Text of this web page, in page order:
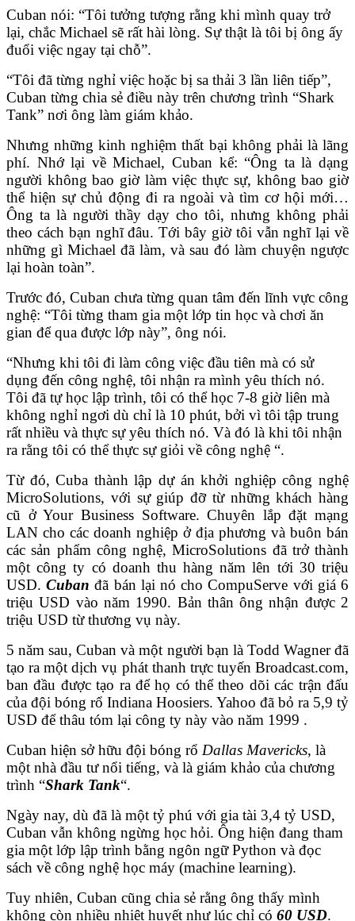
Cuban nói: “Tôi tưởng tượng rằng khi mình quay trở
lại, chắc Michael sẽ rất hài lòng. Sự thật là tôi bị ông ấy
đuổi việc ngay tại chỗ”.
“Tôi đã từng nghỉ việc hoặc bị sa thải 3 lần liên tiếp”,
Cuban từng chia sẻ điều này trên chương trình “Shark
Tank” nơi ông làm giám khảo.
Nhưng những kinh nghiệm thất bại không phải là lãng
phí. Nhớ lại về Michael, Cuban kể: “Ông ta là dạng
người không bao giờ làm việc thực sự, không bao giờ
thể hiện sự chủ động đi ra ngoài và tìm cơ hội mới…
Ông ta là người thầy dạy cho tôi, nhưng không phải
theo cách bạn nghĩ đâu. Tới bây giờ tôi vẫn nghĩ lại về
những gì Michael đã làm, và sau đó làm chuyện ngược
lại hoàn toàn”.
Trước đó, Cuban chưa từng quan tâm đến lĩnh vực công
nghệ: “Tôi từng tham gia một lớp tin học và chơi ăn
gian để qua được lớp này”, ông nói.
“Nhưng khi tôi đi làm công việc đầu tiên mà có sử
dụng đến công nghệ, tôi nhận ra mình yêu thích nó.
Tôi đã tự học lập trình, tôi có thể học 7-8 giờ liên mà
không nghỉ ngơi dù chỉ là 10 phút, bởi vì tôi tập trung
rất nhiều và thực sự yêu thích nó. Và đó là khi tôi nhận
ra rằng tôi có thể thực sự giỏi về công nghệ “.
Từ đó, Cuba thành lập dự án khởi nghiệp công nghệ
MicroSolutions, với sự giúp đỡ từ những khách hàng
cũ ở Your Business Software. Chuyên lắp đặt mạng
LAN cho các doanh nghiệp ở địa phương và buôn bán
các sản phẩm công nghệ, MicroSolutions đã trở thành
một công ty có doanh thu hàng năm lên tới 30 triệu
USD.Cuban đã bán lại nó cho CompuServe với giá 6
triệu USD vào năm 1990. Bản thân ông nhận được 2
triệu USD từ thương vụ này.
5 năm sau, Cuban và một người bạn là Todd Wagner đã
tạo ra một dịch vụ phát thanh trực tuyến Broadcast.com,
ban đầu được tạo ra để họ có thể theo dõi các trận đấu
của đội bóng rổ Indiana Hoosiers. Yahoo đã bỏ ra 5,9 tỷ
USD để thâu tóm lại công ty này vào năm 1999 .
Cuban hiện sở hữu đội bóng rổ Dallas Mavericks, là
một nhà đầu tư nổi tiếng, và là giám khảo của chương
trình “Shark Tank“.
Ngày nay, dù đã là một tỷ phú với gia tài 3,4 tỷ USD,
Cuban vẫn không ngừng học hỏi. Ông hiện đang tham
gia một lớp lập trình bằng ngôn ngữ Python và đọc
sách về công nghệ học máy (machine learning).
Tuy nhiên, Cuban cũng chia sẻ rằng ông thấy mình
không còn nhiều nhiệt huyết như lúc chỉ có 60 USD.